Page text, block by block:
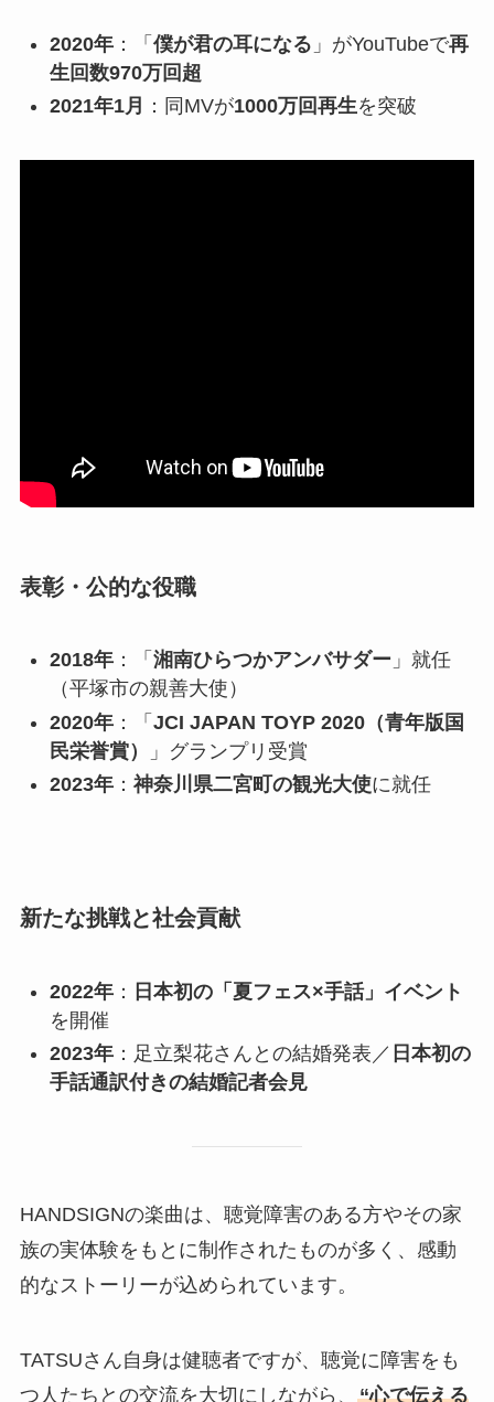
2020年：「 僕が君の耳になる 」がYouTubeで再
生回数970万回超
2021年1月
：同MVが1000万回再生を突破
表彰・公的な役職
2018年：「 湘南ひらつかアンバサダー 」就任
（平塚市の親善大使）
2020年：「 JCI JAPAN TOYP 2020（青年版国
民栄誉賞）
」グランプリ受賞
2023年： 神奈川県二宮町の観光大使に就任
新たな挑戦と社会貢献
2022年： 日本初の「夏フェス×手話」イベント
を開催
2023年：足立梨花さんとの結婚発表／ 日本初の
手話通訳付きの結婚記者会見
HANDSIGNの楽曲は、聴覚障害のある方やその家
族の実体験をもとに制作されたものが多く、感動
的なストーリーが込められています。
TATSUさん自身は健聴者ですが、聴覚に障害をも
つ人たちとの交流を大切にしながら、 “心で伝える